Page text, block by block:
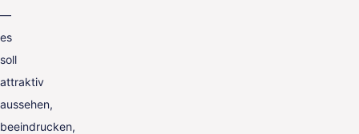
—
es
soll
attraktiv
aussehen,
beeindrucken,